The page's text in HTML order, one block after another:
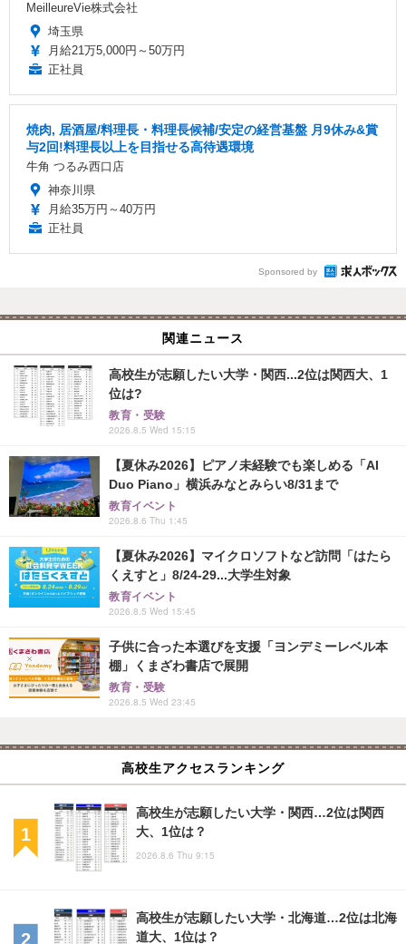
MeilleureVie株式会社
埼玉県
月給21万5,000円～50万円
正社員
焼肉, 居酒屋/料理長・料理長候補/安定の経営基盤 月9休み&賞
与2回!料理長以上を目指せる高待遇環境
牛角 つるみ西口店
神奈川県
月給35万円～40万円
正社員
Sponsored by
関連ニュース
高校生が志願したい大学・関西...2位は関西大、1
位は?
教育・受験
2026.8.5 Wed 15:15
【夏休み2026】ピアノ未経験でも楽しめる「AI
Duo Piano」横浜みなとみらい8/31まで
教育イベント
2026.8.6 Thu 1:45
【夏休み2026】マイクロソフトなど訪問「はたら
くえすと」8/24-29...大学生対象
教育イベント
2026.8.5 Wed 15:45
子供に合った本選びを支援「ヨンデミーレベル本
棚」くまざわ書店で展開
教育・受験
2026.8.5 Wed 23:45
高校生アクセスランキング
高校生が志願したい大学・関西…2位は関西
大、1位は？
2026.8.6 Thu 9:15
高校生が志願したい大学・北海道…2位は北海
道大、1位は？